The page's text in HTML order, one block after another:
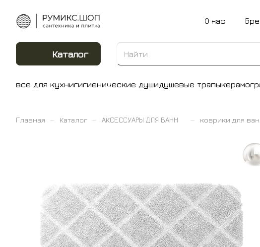
О нас
Каталог
все для кухнигигиенические душидушевые трапы
Главная – Каталог – АКСЕССУАРЫ ДЛЯ ВАНН – коврики для